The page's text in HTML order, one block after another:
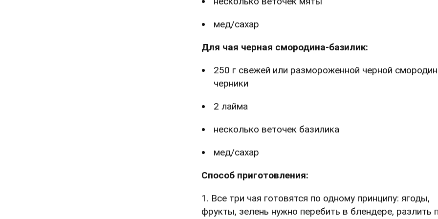
мед/сахар ⠀
Для чая черная смородина-базилик:
250 г свежей или размороженной черной
черники⠀
2 лайма
несколько веточек базилика
мед/сахар ⠀
Способ приготовления:
1. Все три чая готовятся по одному принципу: ягоды,
фрукты, зелень нужно перебить в блендере, разлить